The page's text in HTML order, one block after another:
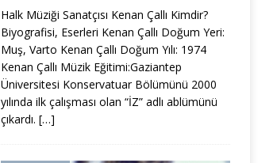
Halk Müziği Sanatçısı Kenan Çallı Kimdir?
Biyografisi, Eserleri Kenan Çallı Doğum Yeri:
Muş, Varto Kenan Çallı Doğum Yılı: 1974
Kenan Çallı Müzik Eğitimi:Gaziantep
Üniversitesi Konservatuar Bölümünü 2000
yılında ilk çalışması olan “İZ” adlı ablümünü
çıkardı. […]